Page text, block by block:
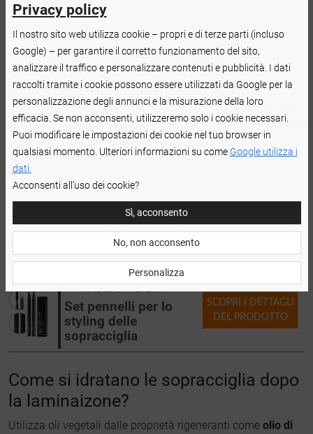
cura.
Parlando di cura...
Dopo aver effettuato la laminazione delle sopracciglia è
necessario seguire diverse regolare per godere delle
sopracciglia perfette il più a lungo possibile. Nelle
ventiquattro ore immediatamente successive al trattamento
dovresti evitare di fare il bagno o la sauna, dato chedovresti
mantenere le sopracciglia asciutte: i prodotti per la
laminazione richiedono tempo per essere assorbiti. Se
possibile, dovresti evitare di toccare le sopracciglia o
applicare makeup nella prima giornata dopo il trattamento.
Successivamente potrai nuotare, fare la sauna, applicare e
rimuovere makeup. Per mantenere i risultati il più a lungo
possibile, pettina le sopracciglia ogni giorno.
Set pennelli per lo
styling delle
sopracciglia
SCOPRI I DETTAGLI
DEL PRODOTTO
Come si idratano le sopracciglia dopo
la laminaizone?
Utilizza oli vegetali dalle proprietà rigeneranti come olio di
Privacy policy
Il nostro sito web utilizza cookie – propri e di terze parti (incluso
Google) – per garantire il corretto funzionamento del sito,
analizzare il traffico e personalizzare contenuti e pubblicità. I dati
raccolti tramite i cookie possono essere utilizzati da Google per la
personalizzazione degli annunci e la misurazione della loro
efficacia. Se non acconsenti, utilizzeremo solo i cookie necessari.
Puoi modificare le impostazioni dei cookie nel tuo browser in
qualsiasi momento. Ulteriori informazioni su come Google utilizza i
dati.
Acconsenti all’uso dei cookie?
Sì, acconsento
No, non acconsento
Personalizza